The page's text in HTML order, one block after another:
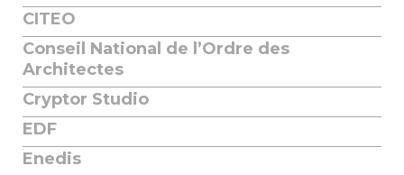
CITEO
Conseil National de l’Ordre des
Architectes
Cryptor Studio
EDF
Enedis